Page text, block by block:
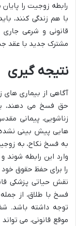
رابطه زوجیت را
با هم زندگی کنند،
قانونی و شرعی
مشترک جدید با عقد
نتیجه گیری
آگاهی از بیماری
حق فسخ می دهند،
زناشویی، پیمانی
هایی پیش بینی
به فسخ نکاح، به
وارد این رابطه
را برای حفظ حقوق
نقش حیاتی پزشکی
فسخ با طلاق، از
توجه داشته باشد.
موقع قانونی، می